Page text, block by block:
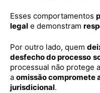
Esses comportamentos
legal e demonstram
Por outro lado, quem
desfecho do processo
processual não protege
a omissão compromete
jurisdicional.